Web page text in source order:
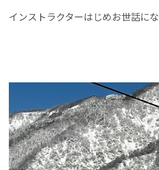
インストラクターはじめお世話に